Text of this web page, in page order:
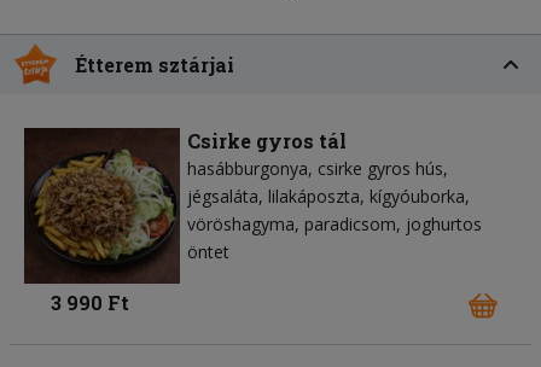
Étterem sztárjai
Csirke gyros tál
hasábburgonya csirke gyros hús
jégsaláta lilakáposzta kígyóuborka
vöröshagyma paradicsom joghurtos
öntet
3 990 Ft